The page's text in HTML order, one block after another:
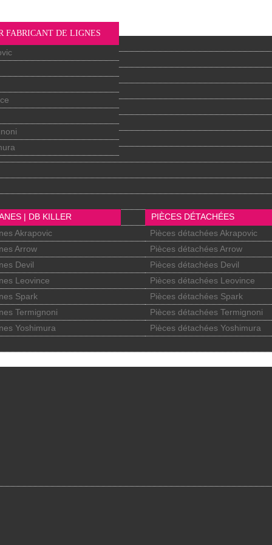
FABRICANT DE LIGNES
| DB KILLER
Akrapovic
Arrow
Devil
Leovince
Spark
Termignoni
Yoshimura
PIÈCES DÉTACHÉES
Pièces détachées Akrapovic
Pièces détachées Arrow
Pièces détachées Devil
Pièces détachées Leovince
Pièces détachées Spark
Pièces détachées Termignoni
Pièces détachées Yoshimura